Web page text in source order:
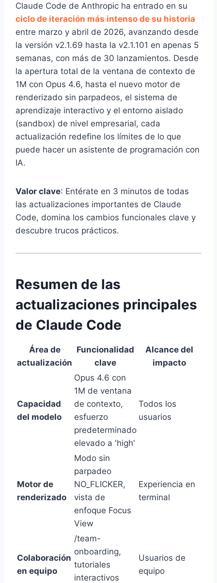
Claude Code de Anthropic ha entrado en su
ciclo de iteración más intenso de su historia
entre marzo y abril de 2026, avanzando desde
la versión v2.1.69 hasta la v2.1.101 en apenas 5
semanas, con más de 30 lanzamientos. Desde
la apertura total de la ventana de contexto de
1M con Opus 4.6, hasta el nuevo motor de
renderizado sin parpadeos, el sistema de
aprendizaje interactivo y el entorno aislado
(sandbox) de nivel empresarial, cada
actualización redefine los límites de lo que
puede hacer un asistente de programación con
IA.
Valor clave: Entérate en 3 minutos de todas
las actualizaciones importantes de Claude
Code, domina los cambios funcionales clave y
descubre trucos prácticos.
Resumen de las
actualizaciones principales
de Claude Code
Área de
actualización
Funcionalidad
clave
Alcance del
impacto
Capacidad
del modelo
Opus 4.6 con
1M de ventana
de contexto,
esfuerzo
predeterminado
elevado a 'high'
Todos los
usuarios
Motor de
renderizado
Modo sin
parpadeo
NO_FLICKER,
vista de
enfoque Focus
View
Experiencia en
terminal
Colaboración
en equipo
/team-
onboarding,
tutoriales
interactivos
Usuarios de
equipo